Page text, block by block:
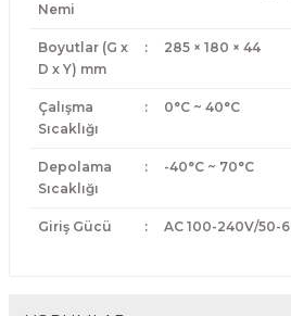
Nemi
Boyutlar (G x
D x Y) mm
: 285 × 180 × 44
Çalışma
Sıcaklığı
: 0°C ~ 40°C
Depolama
Sıcaklığı
: -40°C ~ 70°C
Giriş Gücü : AC 100-240V/50-